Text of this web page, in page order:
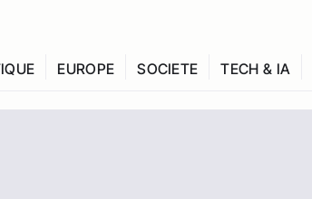
EUROPE SOCIETE TECH & IA